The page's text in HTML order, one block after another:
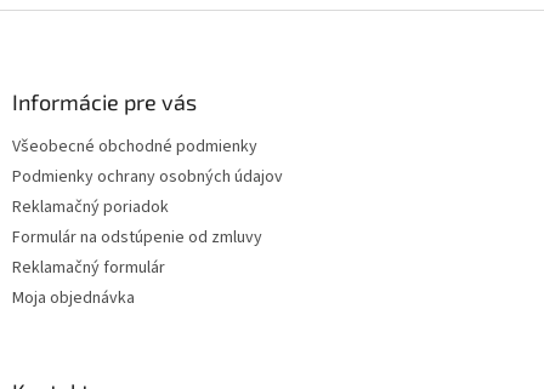
Informácie pre vás
Všeobecné obchodné podmienky
Podmienky ochrany osobných údajov
Reklamačný poriadok
Formulár na odstúpenie od zmluvy
Reklamačný formulár
Moja objednávka